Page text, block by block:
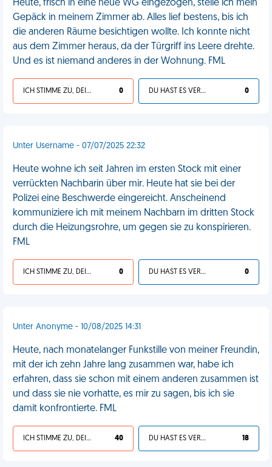
Heute, frisch in eine neue WG eingezogen, stelle ich mein
Gepäck in meinem Zimmer ab. Alles lief bestens, bis ich
die anderen Räume besichtigen wollte. Ich konnte nicht
aus dem Zimmer heraus, da der Türgriff ins Leere drehte.
Und es ist niemand anderes in der Wohnung. FML
ICH STIMME ZU, DEIN LEBEN IST SCHEISSE 0 DU HAST ES VERDIENT 0
Unter Username - 07/07/2025 22:32
Heute wohne ich seit Jahren im ersten Stock mit einer
verrückten Nachbarin über mir. Heute hat sie bei der
Polizei eine Beschwerde eingereicht. Anscheinend
kommuniziere ich mit meinem Nachbarn im dritten Stock
durch die Heizungsrohre, um gegen sie zu konspirieren.
FML
ICH STIMME ZU, DEIN LEBEN IST SCHEISSE 0 DU HAST ES VERDIENT 0
Unter Anonyme - 10/08/2025 14:31
Heute, nach monatelanger Funkstille von meiner Freundin,
mit der ich zehn Jahre lang zusammen war, habe ich
erfahren, dass sie schon mit einem anderen zusammen ist
und dass sie nie vorhatte, es mir zu sagen, bis ich sie
damit konfrontierte. FML
ICH STIMME ZU, DEIN LEBEN IST SCHEISSE 40 DU HAST ES VERDIENT 18